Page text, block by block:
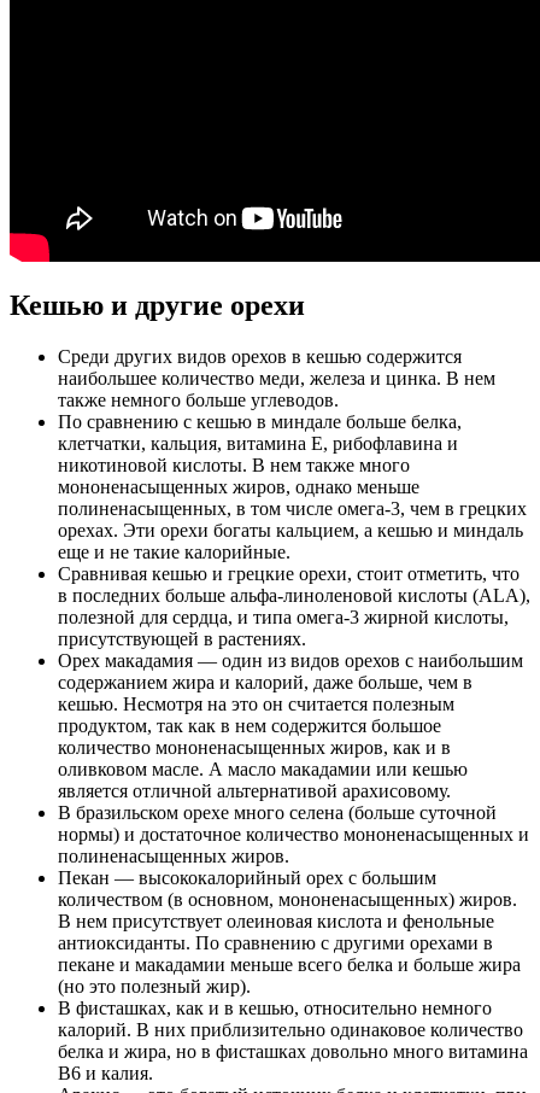
Кешью и другие орехи
Среди других видов орехов в кешью содержится
наибольшее количество меди, железа и цинка. В нем
также немного больше углеводов.
По сравнению с кешью в миндале больше белка,
клетчатки, кальция, витамина Е, рибофлавина и
никотиновой кислоты. В нем также много
мононенасыщенных жиров, однако меньше
полиненасыщенных, в том числе омега-3, чем в грецких
орехах. Эти орехи богаты кальцием, а кешью и миндаль
еще и не такие калорийные.
Сравнивая кешью и грецкие орехи, стоит отметить, что
в последних больше альфа-линоленовой кислоты (ALA),
полезной для сердца, и типа омега-3 жирной кислоты,
присутствующей в растениях.
Орех макадамия — один из видов орехов с наибольшим
содержанием жира и калорий, даже больше, чем в
кешью. Несмотря на это он считается полезным
продуктом, так как в нем содержится большое
количество мононенасыщенных жиров, как и в
оливковом масле. А масло макадамии или кешью
является отличной альтернативой арахисовому.
В бразильском орехе много селена (больше суточной
нормы) и достаточное количество мононенасыщенных и
полиненасыщенных жиров.
Пекан — высококалорийный орех с большим
количеством (в основном, мононенасыщенных) жиров.
В нем присутствует олеиновая кислота и фенольные
антиоксиданты. По сравнению с другими орехами в
пекане и макадамии меньше всего белка и больше жира
(но это полезный жир).
В фисташках, как и в кешью, относительно немного
калорий. В них приблизительно одинаковое количество
белка и жира, но в фисташках довольно много витамина
В6 и калия.